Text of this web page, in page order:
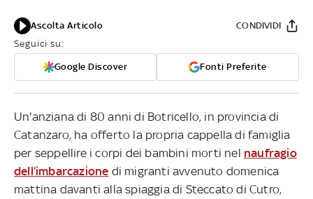
Ascolta Articolo
Seguici su:
Google Discover Fonti Preferite
CONDIVIDI
Un'anziana di 80 anni di Botricello, in provincia di
Catanzaro, ha offerto la propria cappella di famiglia
per seppellire i corpi dei bambini morti nel naufragio
dell’imbarcazione di migranti avvenuto domenica
mattina davanti alla spiaggia di Steccato di Cutro,